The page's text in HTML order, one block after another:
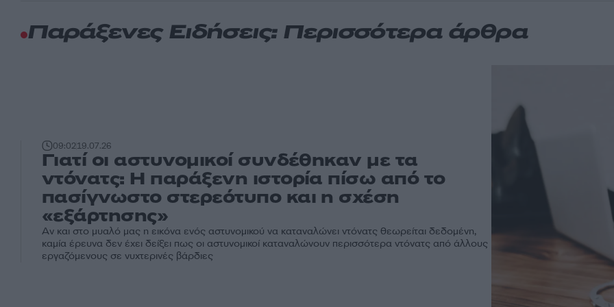
Παράξενες Ειδήσεις: Περισσότερα άρθρα
09:0219.07.26
Γιατί οι αστυνομικοί συνδέθηκαν με τα
ντόνατς: Η παράξενη ιστορία πίσω από το
πασίγνωστο στερεότυπο και η σχέση
«εξάρτησης»
Αν και στο μυαλό μας η εικόνα ενός αστυνομικού να καταναλώνει ντόνατς θεωρείται δεδομένη,
καμία έρευνα δεν έχει δείξει πως οι αστυνομικοί καταναλώνουν περισσότερα ντόνατς από άλλους
εργαζόμενους σε νυχτερινές βάρδιες